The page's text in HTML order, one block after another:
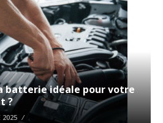
batterie idéale pour votre
?
2025